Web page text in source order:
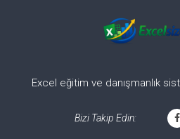
Excel eğitim ve danışmanlık
Bizi Takip Edin: